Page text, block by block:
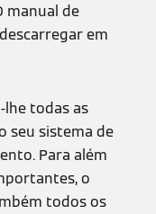
manual de
em
lhe todas as
seu sistema de
Para além
o
todos os